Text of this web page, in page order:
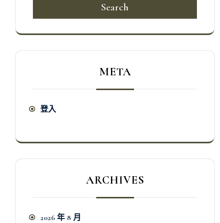
Search
META
登入
ARCHIVES
2026 年 8 月